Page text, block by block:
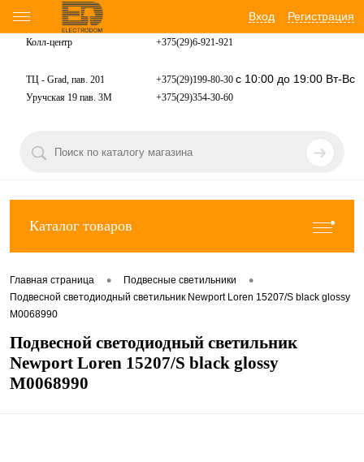
Вход Регистрация
Колл-центр +375(29)6-921-921
ТЦ - Grad, пав. 201 +375(29)199-80-30 с 10:00 до 19:00 Вт-Вс
Уручская 19 пав. 3М +375(29)354-30-60
Каталог товаров
Главная страница • Подвесные светильники •
Подвесной светодиодный светильник Newport Loren 15207/S black glossy
М0068990
Подвесной светодиодный светильник
Newport Loren 15207/S black glossy
М0068990